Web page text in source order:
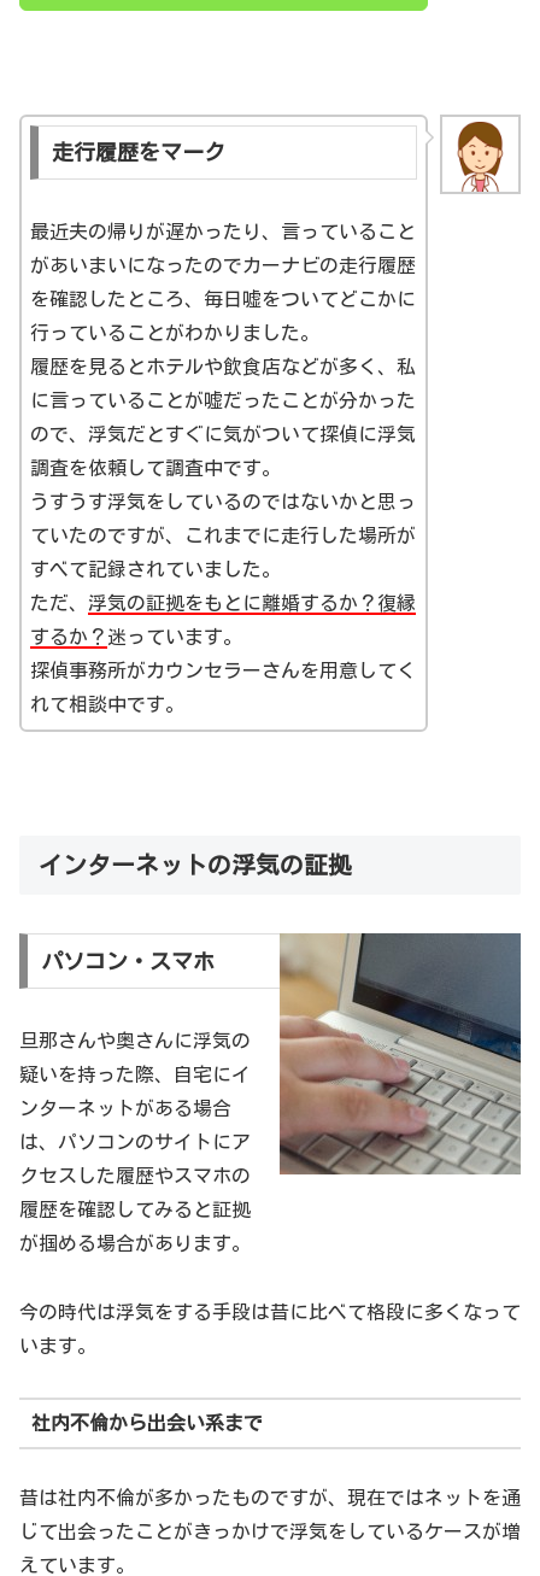
走行履歴をマーク
最近夫の帰りが遅かったり、言っていること
があいまいになったのでカーナビの走行履歴
を確認したところ、毎日嘘をついてどこかに
行っていることがわかりました。
履歴を見るとホテルや飲食店などが多く、私
に言っていることが嘘だったことが分かった
ので、浮気だとすぐに気がついて探偵に浮気
調査を依頼して調査中です。
うすうす浮気をしているのではないかと思っ
ていたのですが、これまでに走行した場所が
すべて記録されていました。
ただ、 浮気の証拠をもとに離婚するか？復縁
するか？ 迷っています。
探偵事務所がカウンセラーさんを用意してく
れて相談中です。
インターネットの浮気の証拠
パソコン・スマホ
旦那さんや奥さんに浮気の
疑いを持った際、自宅にイ
ンターネットがある場合
は、パソコンのサイトにア
クセスした履歴やスマホの
履歴を確認してみると証拠
が掴める場合があります。
今の時代は浮気をする手段は昔に比べて格段に多くなって
います。
社内不倫から出会い系まで
昔は社内不倫が多かったものですが、現在ではネットを通
じて出会ったことがきっかけで浮気をしているケースが増
えています。